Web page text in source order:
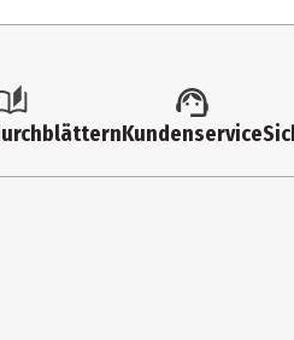
Kundenservice